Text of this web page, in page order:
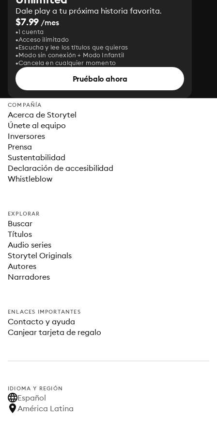
Dale play a tu próxima historia favorita.
$7.99 /mes
1 cuenta
Acceso ilimitado
Escucha y lee los títulos que quieras
Modo sin conexión + Modo Infantil
Cancela en cualquier momento
Pruébalo ahora
COMPAÑÍA
Acerca de Storytel
Únete al equipo
Inversores
Prensa
Sustentabilidad
Declaración de accesibilidad
Whistleblow
EXPLORAR
Buscar
Títulos
Audio series
Storytel Originals
Autores
Narradores
ENLACES IMPORTANTES
Contacto y ayuda
Canjear tarjeta de regalo
IDIOMA Y REGIÓN
Español
América Latina